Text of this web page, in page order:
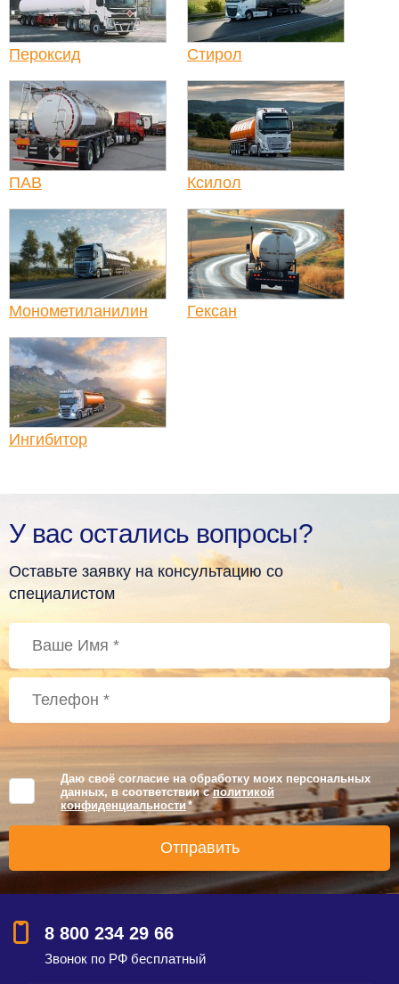
Пероксид Стирол
ПАВ Ксилол
Монометиланилин Гексан
Ингибитор
У вас остались вопросы?
Оставьте заявку на консультацию со
специалистом
Даю своё согласие на обработку моих персональных
данных, в соответствии сполитикой
конфиденциальности *
8 800 234 29 66
Звонок по РФ бесплатный